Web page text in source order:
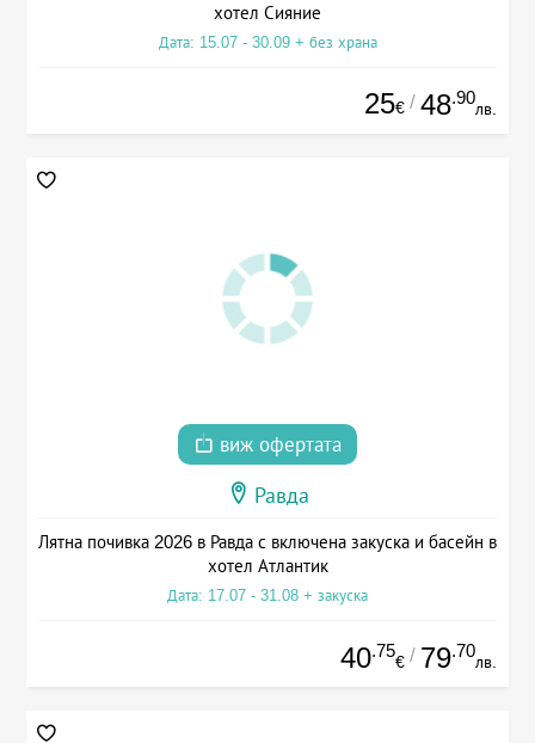
хотел Сияние
Дата: 15.07 - 30.09 + без храна
25€ / 48.90
лв.
виж офертата
Равда
Лятна почивка 2026 в Равда с включена закуска и басейн в
хотел Атлантик
Дата: 17.07 - 31.08 + закуска
40.75
€ / 79.70
лв.